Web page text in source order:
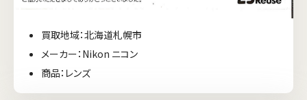
買取地域：北海道札幌市
メーカー：Nikon ニコン
商品：レンズ